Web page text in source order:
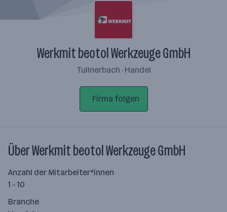
Werkmit beotol Werkzeuge GmbH
Tullnerbach · Handel
Firma folgen
Über Werkmit beotol Werkzeuge GmbH
Anzahl der Mitarbeiter*innen
1 - 10
Branche